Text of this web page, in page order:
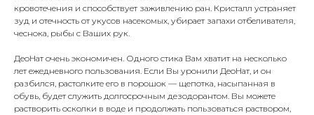
кровотечения и способствует заживлению ран. Кристалл устраняет
зуд и отечность от укусов насекомых, убирает запахи отбеливателя,
чеснока, рыбы с Ваших рук.
ДеоНат очень экономичен. Одного стика Вам хватит на несколько
лет ежедневного пользования. Если Вы уронили ДеоНат, и он
разбился, растолките его в порошок — щепотка, насыпанная в
обувь, будет служить долгосрочным дезодорантом. Вы можете
растворить осколки в воде и продолжать пользоваться раствором,